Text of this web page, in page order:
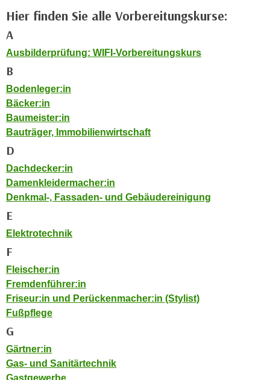
Hier finden Sie alle Vorbereitungskurse:
A
Ausbilderprüfung: WIFI-Vorbereitungskurs
B
Bodenleger:in
Bäcker:in
Baumeister:in
Bauträger, Immobilienwirtschaft
D
Dachdecker:in
Damenkleidermacher:in
Denkmal-, Fassaden- und Gebäudereinigung
E
Elektrotechnik
F
Fleischer:in
Fremdenführer:in
Friseur:in und Perückenmacher:in (Stylist)
Fußpflege
G
Gärtner:in
Gas- und Sanitärtechnik
Gastgewerbe
W
e
b
s
i
t
e
n
o
t
w
e
n
i
g
s
i
n
d
e
n
e
e
h
m
e
n
e
i
n
s
z
e
n
,
w
e
c
h
e